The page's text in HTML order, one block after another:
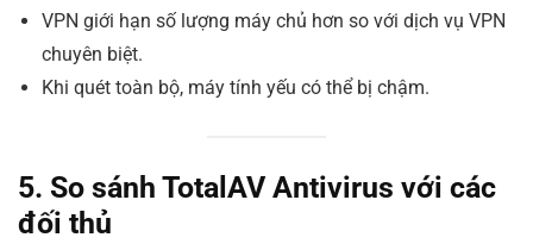
VPN giới hạn số lượng máy chủ hơn so với dịch vụ VPN
chuyên biệt.
Khi quét toàn bộ, máy tính yếu có thể bị chậm.
5. So sánh TotalAV Antivirus với các
đối thủ